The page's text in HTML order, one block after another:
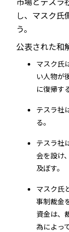
し、マスク氏
う。
公表された和
マスク氏
い人物が
に復帰す
テスラ社
る。
テスラ社
会を設け
及ぼす。
マスク氏
事制裁金
資金は、
為によっ